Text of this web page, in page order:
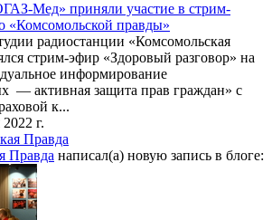
Мед» приняли участие в стрим-
«Комсомольской правды»
радиостанции «Комсомольская
стрим-эфир «Здоровый разговор» на
информирование
— активная защита прав граждан» с
к...
г.
Правда написал(а) новую запись в блоге: